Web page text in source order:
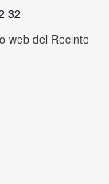
32
web del Recinto